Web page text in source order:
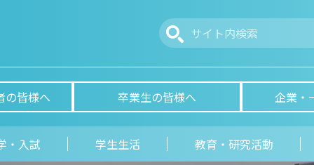
の皆様へ 卒業生の皆様へ 企業・
・入試 学生生活 教育・研究活動